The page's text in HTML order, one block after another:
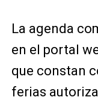
La agenda
en el portal
que constan
ferias